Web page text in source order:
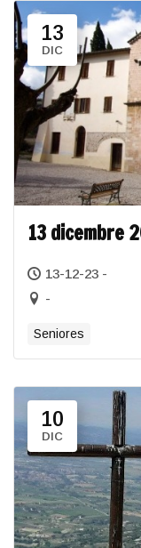
13
DIC
13 dicembre
13-12-23 -
-
Seniores
10
DIC